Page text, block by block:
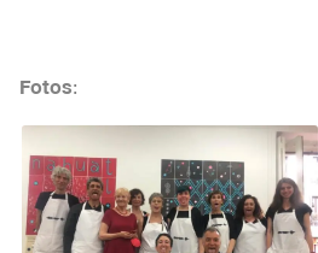
Fotos: